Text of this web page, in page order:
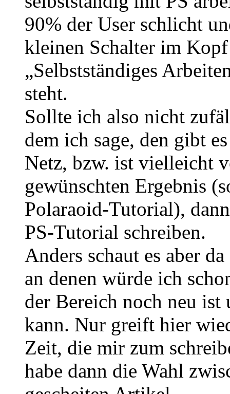
90% der User schlicht
kleinen Schalter im
„Selbstständiges
steht.
Sollte ich also nicht
dem ich sage, den gibt
Netz, bzw. ist vielleicht
gewünschten Ergebnis
Polaraoid-Tutorial),
PS-Tutorial schreiben.
Anders schaut es aber
an denen würde ich
der Bereich noch neu ist
kann. Nur greift hier
Zeit, die mir zum
habe dann die Wahl